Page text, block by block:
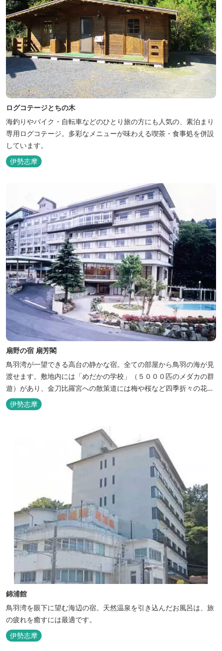
ログコテージとちの木
海釣りやバイク・自転車などのひとり旅の方にも人気の、素泊まり
専用ログコテージ。多彩なメニューが味わえる喫茶・食事処を併設
しています。
伊勢志摩
扇野の宿 扇芳閣
鳥羽湾が一望できる高台の静かな宿。全ての部屋から鳥羽の海が見
渡せます。敷地内には「めだかの学校」（５０００匹のメダカの群
遊）があり、金刀比羅宮への散策道には梅や桜など四季折々の花が
咲き誇り、ここ扇野ならではの懐かしい風景と感動に出会うことが
出来ます。 扇野温泉”初蕾の湯”では、水琴窟の音に耳をすませてみ
伊勢志摩
錦浦館
鳥羽湾を眼下に望む海辺の宿。天然温泉を引き込んだお風呂は、旅
の疲れを癒すには最適です。
伊勢志摩